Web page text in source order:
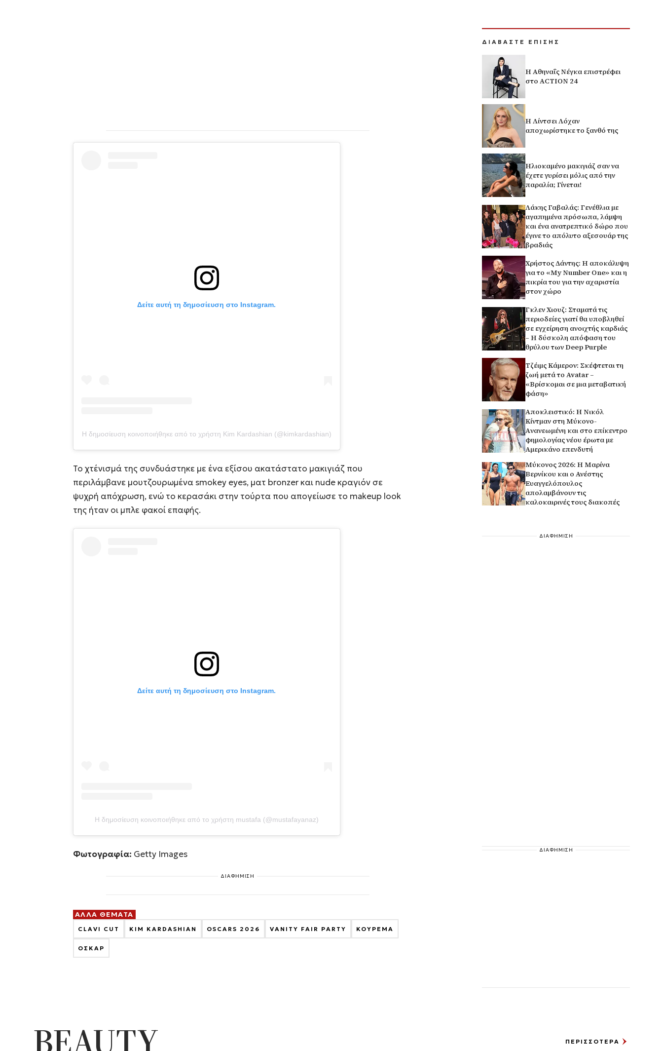
Δείτε αυτή τη δημοσίευση στο Instagram.
Η δημοσίευση κοινοποιήθηκε από το χρήστη Kim Kardashian (@kimkardashian)
Το χτένισμά της συνδυάστηκε με ένα εξίσου ακατάστατο μακιγιάζ που
περιλάμβανε μουτζουρωμένα smokey eyes, ματ bronzer και nude κραγιόν σε
ψυχρή απόχρωση, ενώ το κερασάκι στην τούρτα που απογείωσε το makeup look
της ήταν οι μπλε φακοί επαφής.
Δείτε αυτή τη δημοσίευση στο Instagram.
Η δημοσίευση κοινοποιήθηκε από το χρήστη mustafa (@mustafayanaz)
Φωτογραφία: Getty Images
ΔΙΑΦΗΜΙΣΗ
ΑΛΛΑ ΘΕΜΑΤΑ
CLAVI CUT KIM KARDASHIAN OSCARS 2026 VANITY FAIR PARTY ΚΟΥΡΕΜΑ
ΟΣΚΑΡ
ΔΙΑΒΑΣΤΕ ΕΠΙΣΗΣ
Η Αθηναΐς Νέγκα επιστρέφει
στο ACTION 24
Η Λίντσει Λόχαν
αποχωρίστηκε το ξανθό της
Ηλιοκαμένο μακιγιάζ σαν να
έχετε γυρίσει μόλις από την
παραλία; Γίνεται!
Λάκης Γαβαλάς: Γενέθλια με
αγαπημένα πρόσωπα, λάμψη
και ένα ανατρεπτικό δώρο που
έγινε το απόλυτο αξεσουάρ της
βραδιάς
Χρήστος Δάντης: Η αποκάλυψη
για το «My Number One» και η
πικρία του για την αχαριστία
στον χώρο
Γκλεν Χιουζ: Σταματά τις
περιοδείες γιατί θα υποβληθεί
σε εγχείρηση ανοιχτής καρδιάς
– Η δύσκολη απόφαση του
θρύλου των Deep Purple
Τζέιμς Κάμερον: Σκέφτεται τη
ζωή μετά το Avatar –
«Βρίσκομαι σε μια μεταβατική
φάση»
Αποκλειστικό: Η Νικόλ
Κίντμαν στη Μύκονο-
Aνανεωμένη και στο επίκεντρο
φημολογίας νέου έρωτα με
Αμερικάνο επενδυτή
Μύκονος 2026: Η Μαρίνα
Βερνίκου και ο Ανέστης
Ευαγγελόπουλος
απολαμβάνουν τις
καλοκαιρινές τους διακοπές
ΔΙΑΦΗΜΙΣΗ
ΔΙΑΦΗΜΙΣΗ
ΠΕΡΙΣΣΟΤΕΡΑ